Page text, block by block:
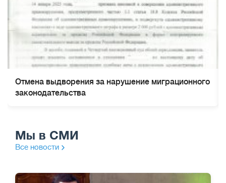
Отмена выдворения за нарушение миграционного
законодательства
Мы в СМИ
Все новости